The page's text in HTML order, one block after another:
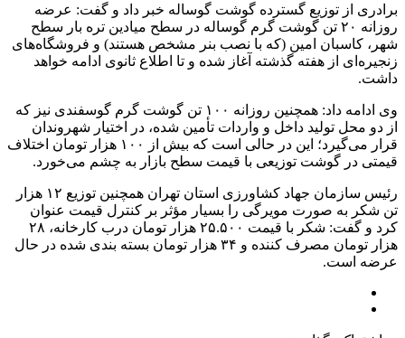
برادری از توزیع گسترده گوشت گوساله خبر داد و گفت: عرضه
روزانه ۲۰ تن گوشت گرم گوساله در سطح میادین تره بار سطح
شهر، کاسبان امین (که با نصب بنر مشخص هستند) و فروشگاه‌های
زنجیره‌ای از هفته گذشته آغاز شده و تا اطلاع ثانوی ادامه خواهد
داشت.
وی ادامه داد: همچنین روزانه ۱۰۰ تن گوشت گرم گوسفندی نیز که
از دو محل تولید داخل و واردات تأمین شده، در اختیار شهروندان
قرار می‌گیرد؛ این در حالی است که بیش از ۱۰۰ هزار تومان اختلاف
قیمتی در گوشت توزیعی با قیمت سطح بازار به چشم می‌خورد.
رئیس سازمان جهاد کشاورزی استان تهران همچنین توزیع ۱۲ هزار
تن شکر به صورت مویرگی را بسیار مؤثر بر کنترل قیمت عنوان
کرد و گفت: شکر با قیمت ۲۵.۵۰۰ هزار تومان درب کارخانه، ۲۸
هزار تومان مصرف کننده و ۳۴ هزار تومان بسته بندی شده در حال
عرضه است.